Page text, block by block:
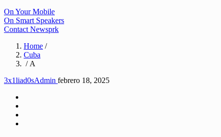
On Your Mobile
On Smart Speakers
Contact Newsprk
Home /
Cuba
/ A
3x1liad0sAdmin febrero 18, 2025